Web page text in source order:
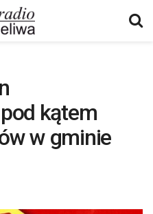
kątem
w gminie